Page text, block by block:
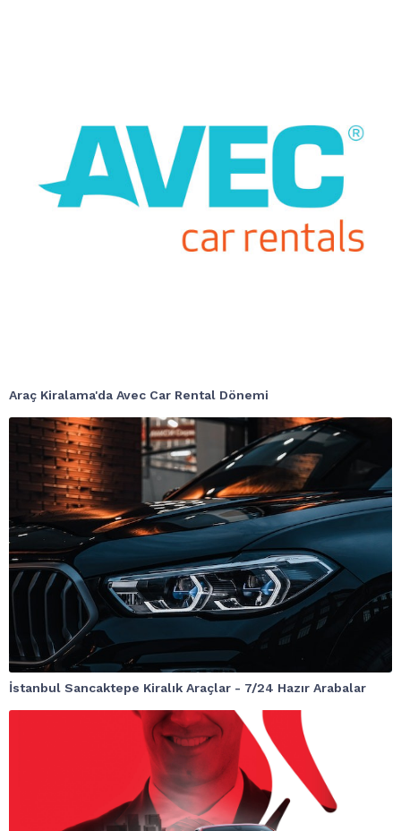
Araç Kiralama'da Avec Car Rental Dönemi
İstanbul Sancaktepe Kiralık Araçlar - 7/24 Hazır Arabalar